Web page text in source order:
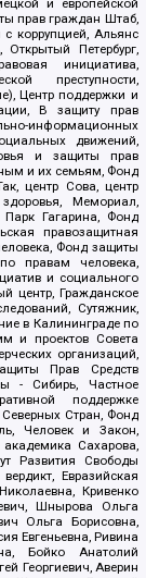
и европейской
прав граждан Штаб,
коррупцией, Альянс
Петербург,
инициатива,
преступности,
Центр поддержки и
В защиту прав
информационных
движений,
и защиты прав
и их семьям, Фонд
центр Сова, центр
Мемориал,
Гагарина, Фонд
правозащитная
Фонд защиты
по правам человека,
и социального
центр, Гражданское
Сутяжник,
в Калининграде по
и проектов Совета
организаций,
Прав Средств
- Сибирь, Частное
поддержке
Стран, Фонд
Человек и Закон,
Сахарова,
Развития Свободы
Евразийская
Кривенко
Шнырова Ольга
Ольга Борисовна,
Евгеньевна, Ривина
Бойко Анатолий
Георгиевич, Аверин